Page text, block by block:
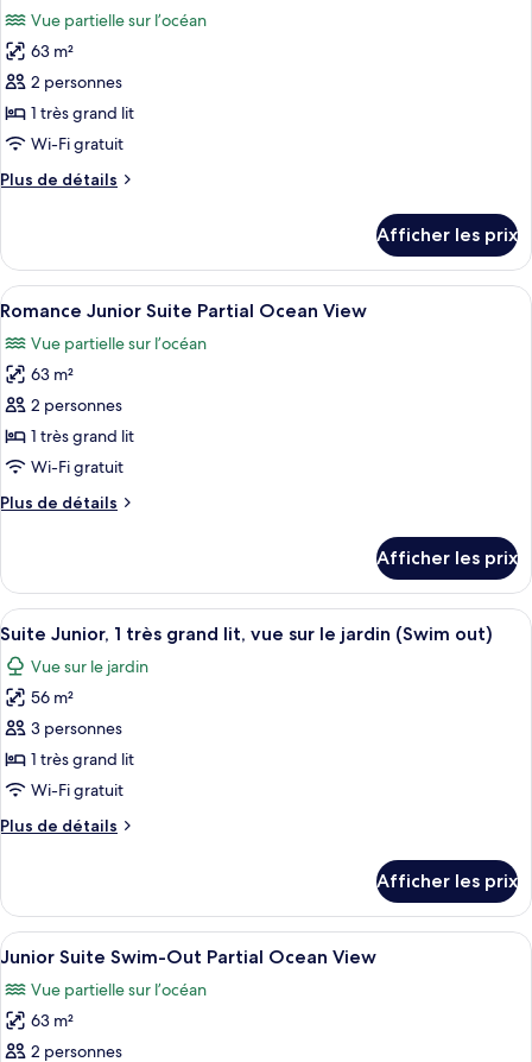
photos
pour
ce
type
de
chambre :
Suite
1
très
grand
lit,
balcon,
vue
partielle
sur
l'océan
Vue partielle sur l’océan
63 m²
2 personnes
1 très grand lit
Wi-Fi gratuit
Plus de détails
Plus
Suite
Junior,
1
grand
lit,
vue
partielle
sur
l'océan
Afficher les prix
Afficher
toutes
les
photos
pour
ce
type
chambre :
Suite
Partial
Ocean
View
Une chambre d’hôtel moderne
4
Romance Junior Suite Partial Ocean View
Vue partielle sur l’océan
63 m²
2 personnes
1 très grand lit
Wi-Fi gratuit
Plus de détails
Plus
Romance
Junior
Suite
Ocean
View
Afficher les prix
Afficher
toutes
les
photos
pour
ce
type
chambre :
très
lit,
vue
Une chambre d’hôtel moderne
6
Suite Junior, 1 très grand lit, vue sur le jardin (Swim out)
Vue sur le jardin
56 m²
3 personnes
1 très grand lit
Wi-Fi gratuit
Plus de détails
Plus
Suite
Junior,
1
grand
lit,
Afficher les prix
Afficher
toutes
les
photos
pour
Une chambre d’hôtel moderne dotée
4
Junior Suite Swim-Out Partial Ocean View
Vue partielle sur l’océan
63 m²
2 personnes